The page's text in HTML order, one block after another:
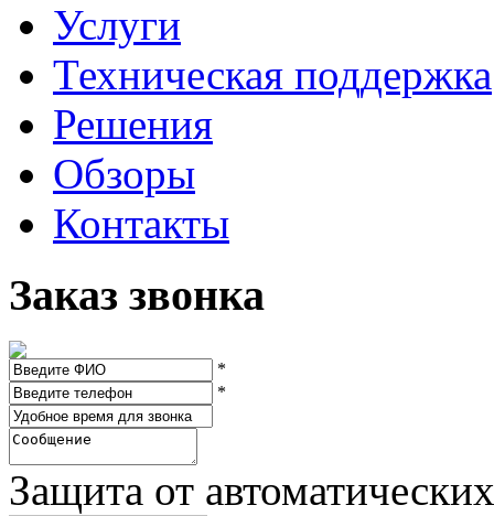
Услуги
Техническая поддержка
Решения
Обзоры
Контакты
Заказ звонка
*
*
Защита от